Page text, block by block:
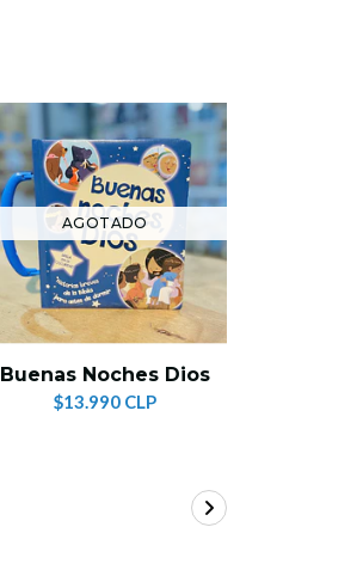
AGOTADO
Buenas Noches Dios
$13.990 CLP